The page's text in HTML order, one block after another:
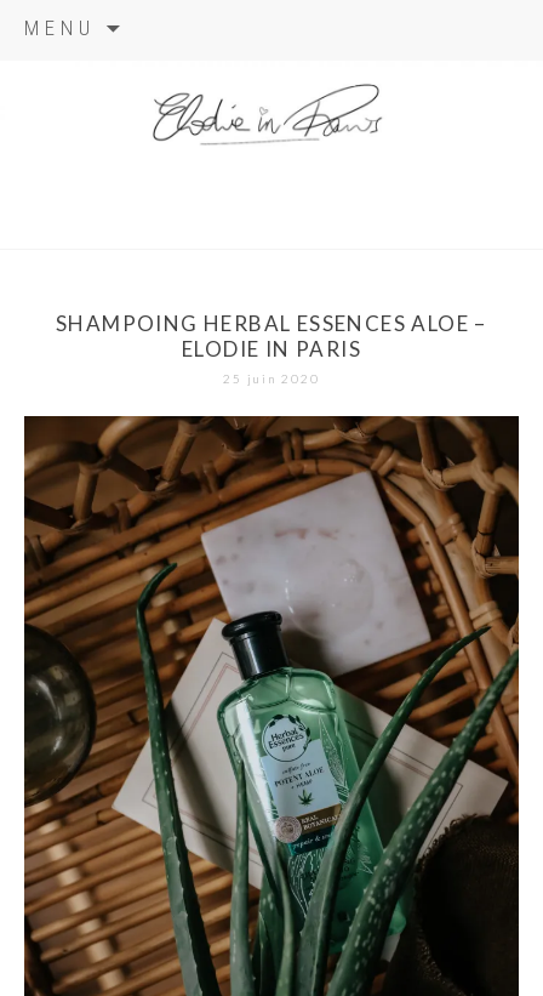
MENU
SHAMPOING HERBAL ESSENCES ALOE –
ELODIE IN PARIS
25 juin 2020